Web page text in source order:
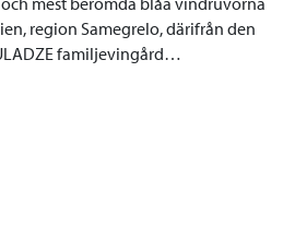
region Samegrelo, därifrån den
familjevingård…